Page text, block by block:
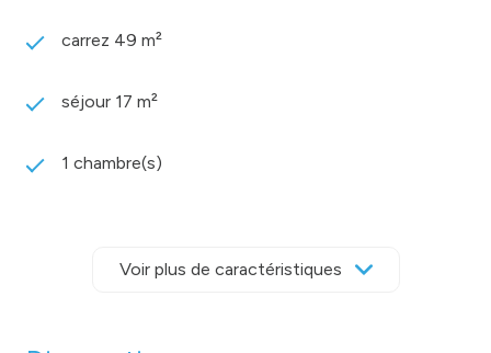
carrez 49 m²
séjour 17 m²
1 chambre(s)
construit en 1980
cuisine séparée (équipée)
Voir plus de caractéristiques